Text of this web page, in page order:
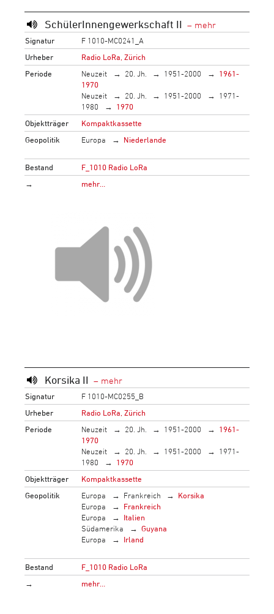
SchülerInnengewerkschaft II
Signatur
F 1010-MC0241_A
Urheber
Radio LoRa, Zürich
Periode
Neuzeit 20. Jh. 1951-2000
1961-
1970
Neuzeit
20. Jh. 1951-2000
1971-
1980
1970
Objektträger
Kompaktkassette
Geopolitik
Europa Niederlande
Bestand
F_1010 Radio LoRa
→
mehr…
Korsika II
Signatur
F 1010-MC0255_B
Urheber
Radio LoRa, Zürich
Periode
Neuzeit 20. Jh. 1951-2000
1961-
1970
Neuzeit
20. Jh. 1951-2000
1971-
1980
1970
Objektträger
Kompaktkassette
Geopolitik
Europa Frankreich
Korsika
Europa
Frankreich
Europa
Italien
Südamerika
Guyana
Europa
Irland
Bestand
F_1010 Radio LoRa
→
mehr…